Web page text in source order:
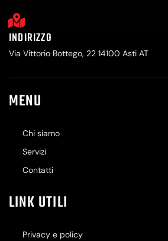
INDIRIZZO
Via Vittorio Bottego, 22 14100 Asti AT
MENU
Chi siamo
Servizi
Contatti
LINK UTILI
Privacy e policy